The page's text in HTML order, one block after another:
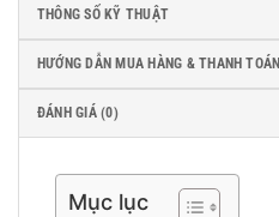
THÔNG SỐ KỸ THUẬT
HƯỚNG DẪN MUA HÀNG & THANH TOÁN
ĐÁNH GIÁ (0)
Mục lục